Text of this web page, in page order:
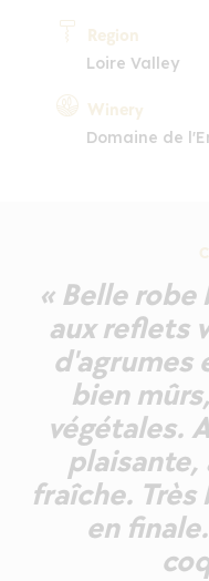
Region
Loire Valley
Winery
Domaine de
« Belle
aux reflets
d'agrumes
bien
végétales.
plaisante,
fraîche. Très
en